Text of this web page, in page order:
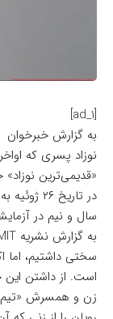
[ad_1]
به گزارش خبرخوان
نوزاد پسری که
«قدیمی‌ترین
سال و نیم در
به گزارش نشریه
سختی داشتیم، اما
است. از داشتن این
زن و همسرش «تیم